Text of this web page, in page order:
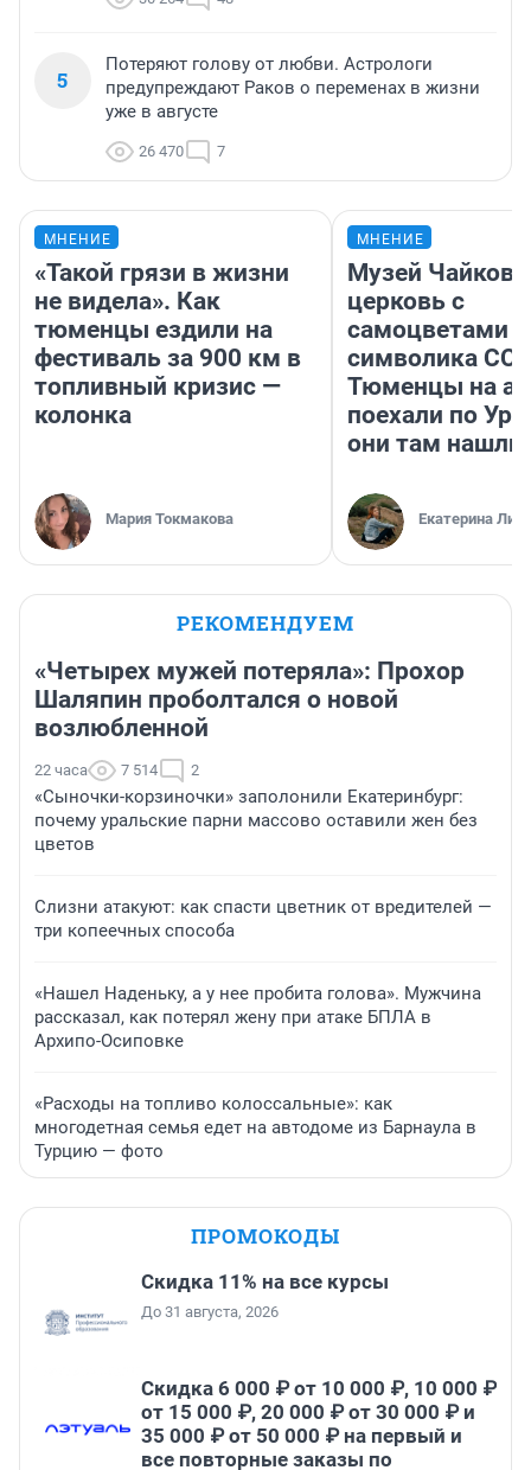
5
Потеряют голову от любви. Астрологи
предупреждают Раков о переменах в жизни
уже в августе
26 470 7
МНЕНИЕ
«Такой грязи в жизни
не видела». Как
тюменцы ездили на
фестиваль за 900 км в
топливный кризис —
колонка
Мария Токмакова
МНЕНИЕ
Музей
церковь с
самоцветами
символика
Тюменцы на
поехали по
они там нашли
Екатерина
РЕКОМЕНДУЕМ
«Четырех мужей потеряла»: Прохор
Шаляпин проболтался о новой
возлюбленной
22 часа 7 514 2
«Сыночки-корзиночки» заполонили Екатеринбург:
почему уральские парни массово оставили жен без
цветов
Слизни атакуют: как спасти цветник от вредителей —
три копеечных способа
«Нашел Наденьку, а у нее пробита голова». Мужчина
рассказал, как потерял жену при атаке БПЛА в
Архипо-Осиповке
«Расходы на топливо колоссальные»: как
многодетная семья едет на автодоме из Барнаула в
Турцию — фото
ПРОМОКОДЫ
Скидка 11% на все курсы
До 31 августа, 2026
Скидка 6 000 ₽ от 10 000 ₽, 10 000 ₽
от 15 000 ₽, 20 000 ₽ от 30 000 ₽ и
35 000 ₽ от 50 000 ₽ на первый и
все повторные заказы по